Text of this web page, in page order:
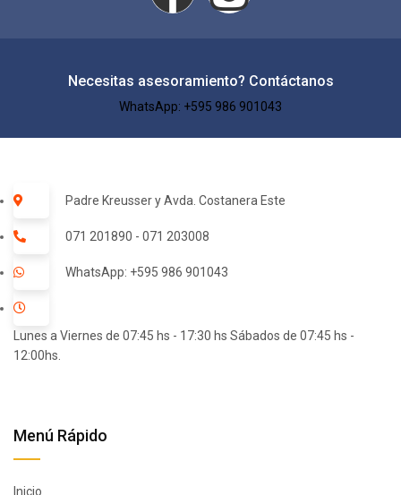
Necesitas asesoramiento? Contáctanos
WhatsApp: +595 986 901043​
Padre Kreusser y Avda. Costanera Este
071 201890 - 071 203008
WhatsApp: +595 986 901043
Lunes a Viernes de 07:45 hs - 17:30 hs Sábados de 07:45 hs -
12:00hs.
Menú Rápido
Inicio